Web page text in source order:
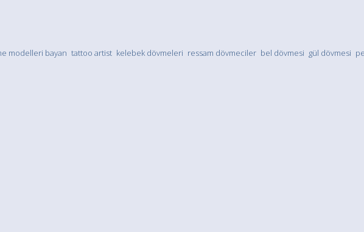
modelleri bayan tattoo artist kelebek dövmeleri ressam dövmeciler bel dövmesi gül dövmesi